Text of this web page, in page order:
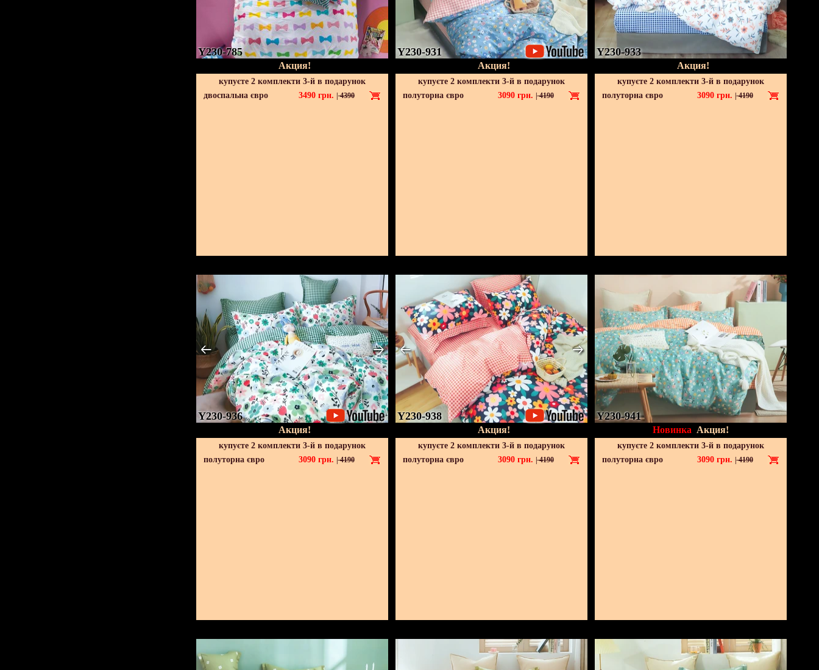
Y230-785
Акция!
купуєте 2 комплекти 3-й в подарунок
двоспальна євро
3490 грн. 4390
Y230-931
Акция!
купуєте 2 комплекти 3-й в подарунок
полуторна євро
3090 грн. |4190
Y230-933
Акция!
купуєте 2 комплекти 3-й в подарунок
полуторна євро
3090 грн. |4190
Y230-936
Акция!
купуєте 2 комплекти 3-й в подарунок
полуторна євро
3090 грн. |4190
Y230-938
Акция!
купуєте 2 комплекти 3-й в подарунок
полуторна євро
3090 грн. |4190
Y230-941
Новинка Акция!
купуєте 2 комплекти 3-й в подарунок
полуторна євро
3090 грн. |4190